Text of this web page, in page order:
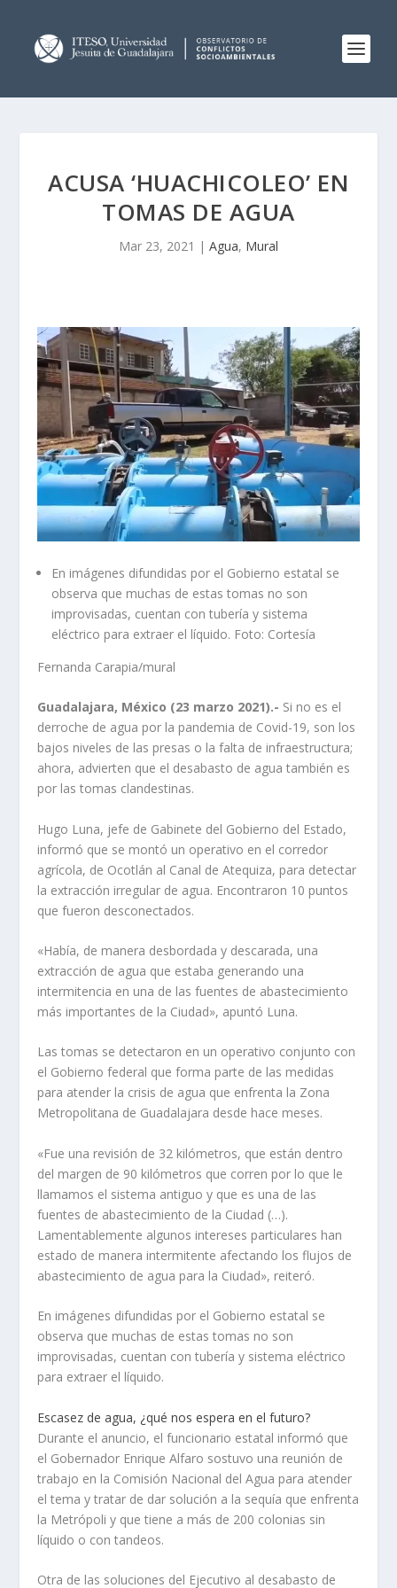
ACUSA ‘HUACHICOLEO’ EN
TOMAS DE AGUA
Mar 23, 2021 | Agua, Mural
En imágenes difundidas por el Gobierno estatal se
observa que muchas de estas tomas no son
improvisadas, cuentan con tubería y sistema
eléctrico para extraer el líquido. Foto: Cortesía
Fernanda Carapia/mural
Guadalajara, México (23 marzo 2021).- Si no es el
derroche de agua por la pandemia de Covid-19, son los
bajos niveles de las presas o la falta de infraestructura;
ahora, advierten que el desabasto de agua también es
por las tomas clandestinas.
Hugo Luna, jefe de Gabinete del Gobierno del Estado,
informó que se montó un operativo en el corredor
agrícola, de Ocotlán al Canal de Atequiza, para detectar
la extracción irregular de agua. Encontraron 10 puntos
que fueron desconectados.
«Había, de manera desbordada y descarada, una
extracción de agua que estaba generando una
intermitencia en una de las fuentes de abastecimiento
más importantes de la Ciudad», apuntó Luna.
Las tomas se detectaron en un operativo conjunto con
el Gobierno federal que forma parte de las medidas
para atender la crisis de agua que enfrenta la Zona
Metropolitana de Guadalajara desde hace meses.
«Fue una revisión de 32 kilómetros, que están dentro
del margen de 90 kilómetros que corren por lo que le
llamamos el sistema antiguo y que es una de las
fuentes de abastecimiento de la Ciudad (…).
Lamentablemente algunos intereses particulares han
estado de manera intermitente afectando los flujos de
abastecimiento de agua para la Ciudad», reiteró.
En imágenes difundidas por el Gobierno estatal se
observa que muchas de estas tomas no son
improvisadas, cuentan con tubería y sistema eléctrico
para extraer el líquido.
Escasez de agua, ¿qué nos espera en el futuro?
Durante el anuncio, el funcionario estatal informó que
el Gobernador Enrique Alfaro sostuvo una reunión de
trabajo en la Comisión Nacional del Agua para atender
el tema y tratar de dar solución a la sequía que enfrenta
la Metrópoli y que tiene a más de 200 colonias sin
líquido o con tandeos.
Otra de las soluciones del Ejecutivo al desabasto de